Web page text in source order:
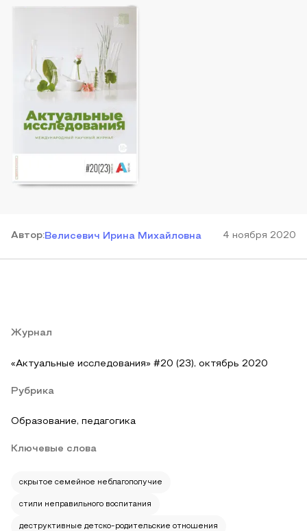
Автор:Велисевич Ирина Михайловна 4 ноября 2020
Журнал
«Актуальные исследования» #20 (23), октябрь 2020
Рубрика
Образование, педагогика
Ключевые слова
скрытое семейное неблагополучие
стили неправильного воспитания
деструктивные детско-родительские отношения